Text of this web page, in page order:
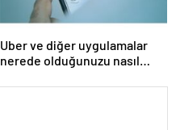
Uber ve diğer uygulamalar
nerede olduğunuzu nasıl